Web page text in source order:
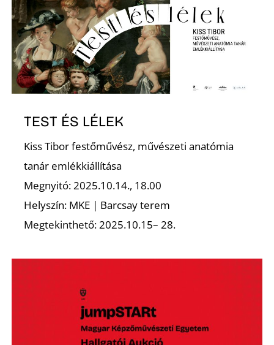
TEST ÉS LÉLEK
Kiss Tibor festőművész, művészeti anatómia
tanár emlékkiállítása
Megnyitó: 2025.10.14., 18.00
Helyszín: MKE | Barcsay terem
Megtekinthető: 2025.10.15– 28.